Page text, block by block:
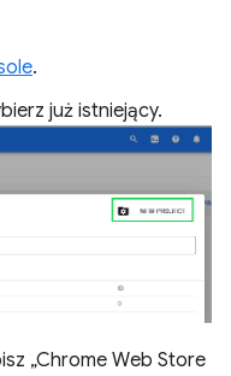
.
już istniejący.
„Chrome Web Store